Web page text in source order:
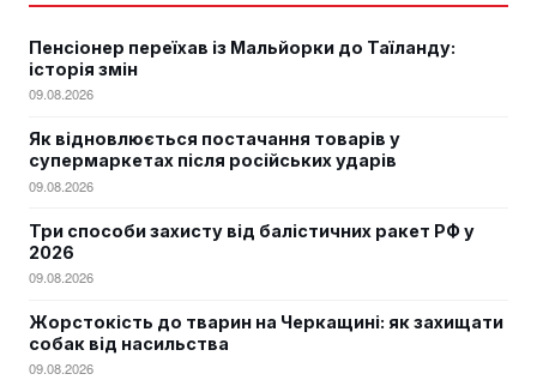
Пенсіонер переїхав із Мальйорки до Таїланду:
історія змін
09.08.2026
Як відновлюється постачання товарів у
супермаркетах після російських ударів
09.08.2026
Три способи захисту від балістичних ракет РФ у
2026
09.08.2026
Жорстокість до тварин на Черкащині: як захищати
собак від насильства
09.08.2026